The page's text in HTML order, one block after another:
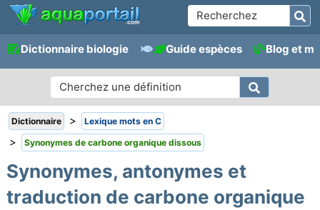
Dictionnaire biologie Guide espèces Blog et
Dictionnaire > Lexique mots en C
> Synonymes de carbone organique dissous
Synonymes, antonymes et
traduction de carbone organique